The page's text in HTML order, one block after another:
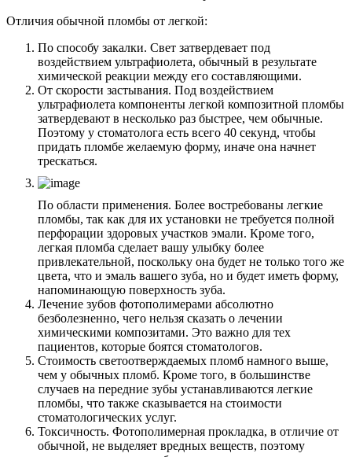
Отличия обычной пломбы от легкой:
По способу закалки. Свет затвердевает под
воздействием ультрафиолета, обычный в результате
химической реакции между его составляющими.
От скорости застывания. Под воздействием
ультрафиолета компоненты легкой композитной пломбы
затвердевают в несколько раз быстрее, чем обычные.
Поэтому у стоматолога есть всего 40 секунд, чтобы
придать пломбе желаемую форму, иначе она начнет
трескаться.
По области применения. Более востребованы легкие
пломбы, так как для их установки не требуется полной
перфорации здоровых участков эмали. Кроме того,
легкая пломба сделает вашу улыбку более
привлекательной, поскольку она будет не только того же
цвета, что и эмаль вашего зуба, но и будет иметь форму,
напоминающую поверхность зуба.
Лечение зубов фотополимерами абсолютно
безболезненно, чего нельзя сказать о лечении
химическими композитами. Это важно для тех
пациентов, которые боятся стоматологов.
Стоимость светоотверждаемых пломб намного выше,
чем у обычных пломб. Кроме того, в большинстве
случаев на передние зубы устанавливаются легкие
пломбы, что также сказывается на стоимости
стоматологических услуг.
Токсичность. Фотополимерная прокладка, в отличие от
обычной, не выделяет вредных веществ, поэтому